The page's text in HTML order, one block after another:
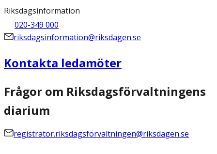
Riksdagsinformation
020-349 000
riksdagsinformation@riksdagen.se
Kontakta ledamöter
Frågor om Riksdagsförvaltningens
diarium
registrator.riksdagsforvaltningen@riksdagen.se